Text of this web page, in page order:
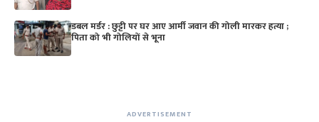
डबल मर्डर : छुट्टी पर घर आए आर्मी जवान की गोली मारकर हत्या ;
पिता को भी गोलियों से भूना
ADVERTISEMENT